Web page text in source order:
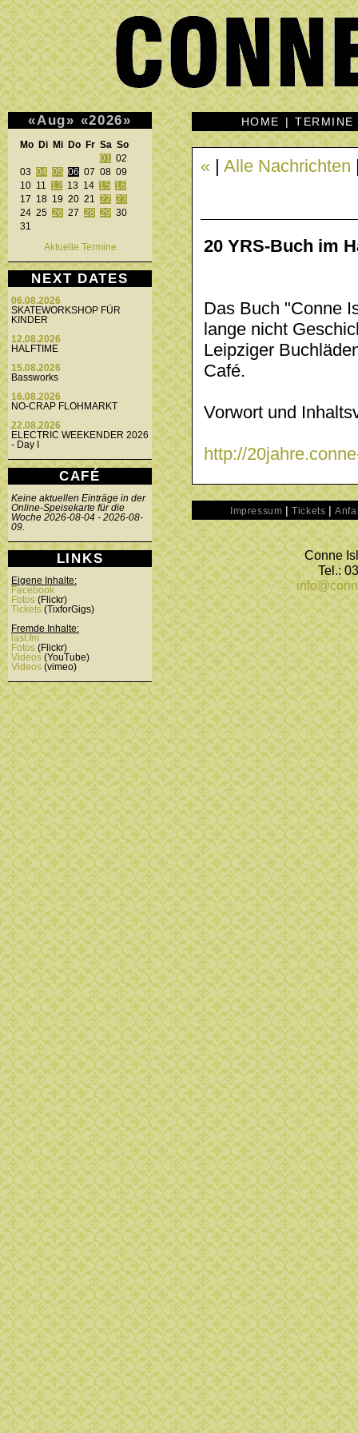
«Aug» «2026»
Mo Di Mi Do Fr Sa So
01
02
03 04 05 06 07 08 09
10 11 12 13 14 15
16
17 18 19 20 21 22
23
24 25 26 27 28 29 30
31
Aktuelle Termine
NEXT DATES
06.08.2026
SKATEWORKSHOP FÜR
KINDER
12.08.2026
HALFTIME
15.08.2026
Bassworks
16.08.2026
NO-CRAP FLOHMARKT
22.08.2026
ELECTRIC WEEKENDER 2026
- Day I
CAFÉ
Keine aktuellen Einträge in der
Online-Speisekarte für die
Woche 2026-08-04 - 2026-08-
09.
LINKS
Eigene Inhalte:
Facebook
Fotos (Flickr)
Tickets (TixforGigs)
Fremde Inhalte:
last.fm
Fotos (Flickr)
Videos (YouTube)
Videos (vimeo)
HOME |TERMINE
« Alle Nachrichten
20 YRS-Buch im
Das Buch "Conne
lange nicht
Leipziger
Café.
Vorwort und
http://
Impressum |Tickets |
Conne
Tel.: